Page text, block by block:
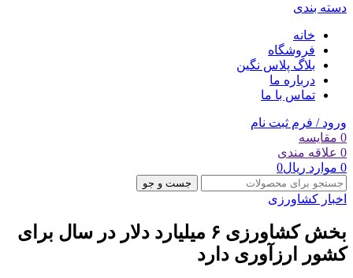
دسته بندی
خانه
فروشگاه
بلاگ پلاس نگین
درباره ما
تماس با ما
ورود / فرم ثبت نام
0 مقایسه
0 علاقه مندی
0 موارد ریال0
جست و جو
اخبار کشاورزی
بخش کشاورزی ۶ میلیارد دلار در سال برای
کشور ارزآوری دارد